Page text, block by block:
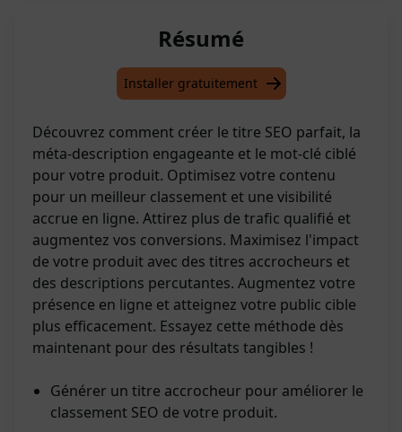
Résumé
Installer gratuitement
Découvrez comment créer le titre SEO parfait, la
méta-description engageante et le mot-clé ciblé
pour votre produit. Optimisez votre contenu
pour un meilleur classement et une visibilité
accrue en ligne. Attirez plus de trafic qualifié et
augmentez vos conversions. Maximisez l'impact
de votre produit avec des titres accrocheurs et
des descriptions percutantes. Augmentez votre
présence en ligne et atteignez votre public cible
plus efficacement. Essayez cette méthode dès
maintenant pour des résultats tangibles !
Générer un titre accrocheur pour améliorer le
classement SEO de votre produit.